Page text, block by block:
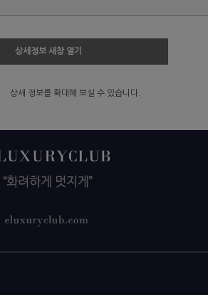
상세정보 새창 열기
상세 정보를 확대해 보실 수 있습니다.